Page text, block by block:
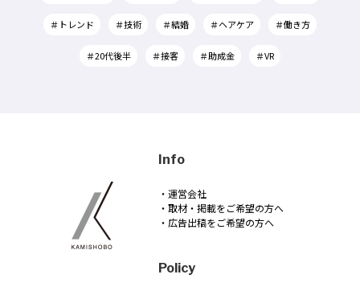
＃トレンド ＃技術 ＃結婚 ＃ヘアケア ＃働き方
＃20代後半 ＃接客 ＃助成金 ＃VR
Info
・運営会社
・取材・掲載をご希望の方へ
・広告出稿をご希望の方へ
Policy